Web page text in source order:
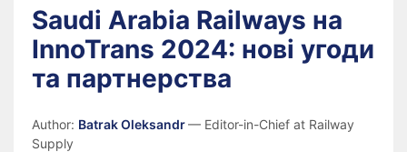
Saudi Arabia Railways на
InnoTrans 2024: нові угоди
та партнерства
Author: Batrak Oleksandr— Editor-in-Chief at Railway
Supply